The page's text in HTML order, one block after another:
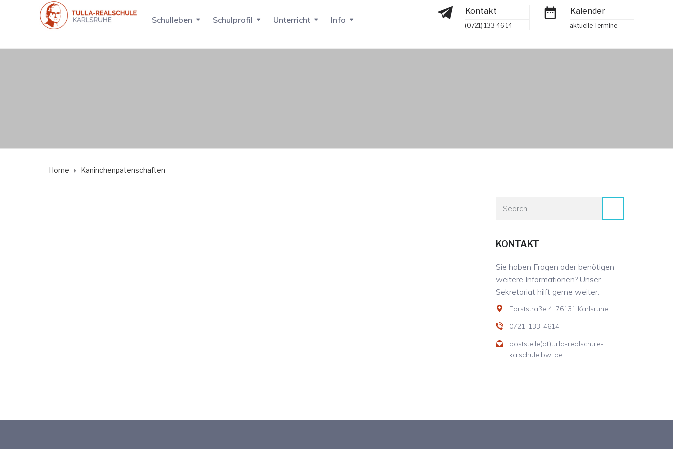
Schulleben Schulprofil Unterricht Info
Kontakt
(0721) 133 46 14
Kalender
aktuelle Termine
Home Kaninchenpatenschaften
KONTAKT
Sie haben Fragen oder benötigen
weitere Informationen? Unser
Sekretariat hilft gerne weiter.
Forststraße 4, 76131 Karlsruhe
0721-133-4614
poststelle(at)tulla-realschule-
ka.schule.bwl.de